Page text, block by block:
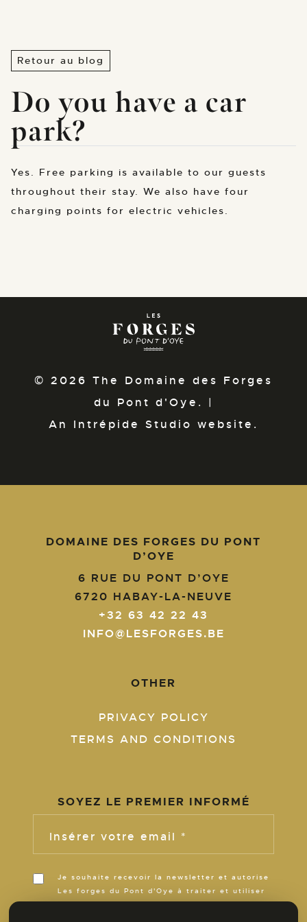
Retour au blog
Do you have a car
park?
Yes. Free parking is available to our guests
throughout their stay. We also have four
charging points for electric vehicles.
© 2026 The Domaine des Forges
du Pont d'Oye. |
An Intrépide Studio website.
DOMAINE DES FORGES DU PONT
D’OYE
6 RUE DU PONT D’OYE
6720 HABAY-LA-NEUVE
+32 63 42 22 43
INFO@LESFORGES.BE
OTHER
PRIVACY POLICY
TERMS AND CONDITIONS
SOYEZ LE PREMIER INFORMÉ
Insérer votre email *
Je souhaite recevoir la newsletter et autorise
Les forges du Pont d'Oye à traiter et utiliser
ces informations pour m’informer de son